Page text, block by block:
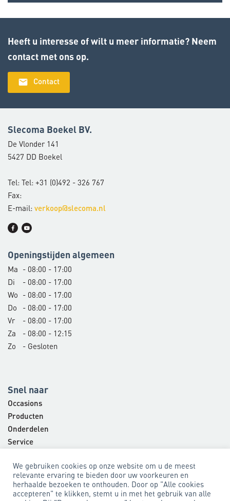
Heeft u interesse of wilt u meer informatie? Neem
contact met ons op.
email Contact
Slecoma Boekel BV.
De Vlonder 141
5427 DD Boekel
Tel: Tel: +31 (0)492 - 326 767
Fax:
E-mail: verkoop@slecoma.nl
Openingstijden algemeen
Ma
- 08:00 - 17:00
Di
- 08:00 - 17:00
Wo
- 08:00 - 17:00
Do
- 08:00 - 17:00
Vr
- 08:00 - 17:00
Za
- 08:00 - 12:15
Zo
- Gesloten
Snel naar
Occasions
Producten
Onderdelen
Service
Contact
We gebruiken cookies op onze website om u de meest
relevante ervaring te bieden door uw voorkeuren en
herhaalde bezoeken te onthouden. Door op "Alle cookies
accepteren" te klikken, stemt u in met het gebruik van alle